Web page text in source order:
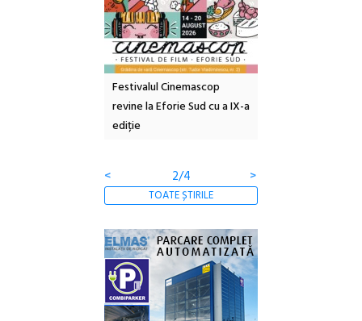
Festivalul Cinemascop
revine la Eforie Sud cu a IX-a
ediție
<
2/4 >
TOATE ȘTIRILE